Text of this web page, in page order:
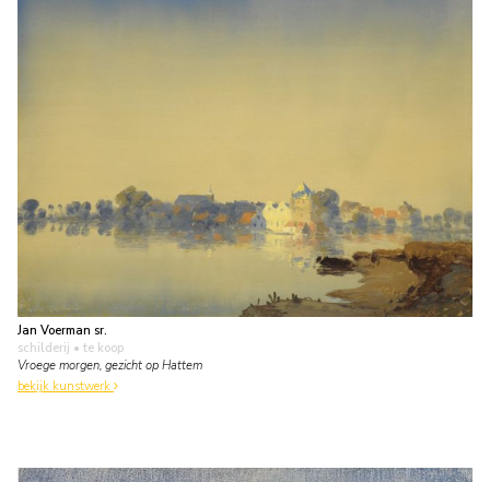
Jan Voerman sr.
schilderij • te koop
Vroege morgen, gezicht op Hattem
bekijk kunstwerk